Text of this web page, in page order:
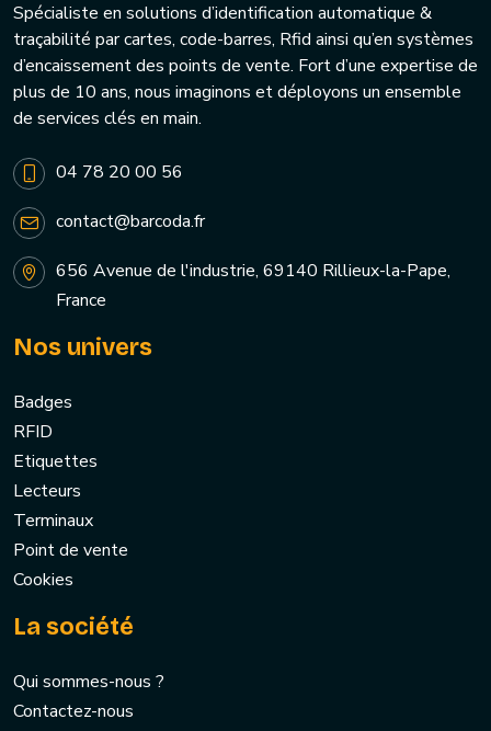
Spécialiste en solutions d’identification automatique &
traçabilité par cartes, code-barres, Rfid ainsi qu’en systèmes
d’encaissement des points de vente. Fort d’une expertise de
plus de 10 ans, nous imaginons et déployons un ensemble
de services clés en main.
04 78 20 00 56
contact@barcoda.fr
656 Avenue de l'industrie, 69140 Rillieux-la-Pape,
France
Nos univers
Badges
RFID
Etiquettes
Lecteurs
Terminaux
Point de vente
Cookies
La société
Qui sommes-nous ?
Contactez-nous